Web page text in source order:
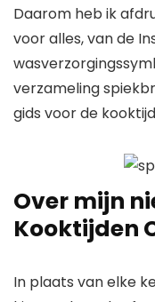
Daarom heb ik
voor alles, van de
verzameling
gids voor de
Over mijn
Kooktijden
In plaats van elke